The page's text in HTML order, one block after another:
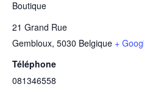
Boutique
21 Grand Rue
Gembloux, 5030 Belgique +
Téléphone
081346558